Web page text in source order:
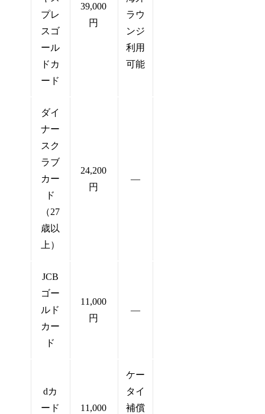
プレ
スゴ
ール
ドカ
ード
39,000
円
ラウ
ンジ
利用
可能
ダイ
ナー
スク
ラブ
カー
ド
（27
歳以
上）
24,200
円
―
JCB
ゴー
ルド
カー
ド
11,000
円
―
dカ
ード
11,000
ケー
タイ
補償